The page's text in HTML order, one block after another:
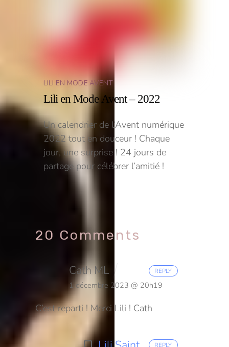
LILI EN MODE AVENT
Lili en Mode Avent – 2022
Un calendrier de l’Avent numérique
2022 tout en douceur ! Chaque
jour, une surprise ! 24 jours de
partage pour célébrer l’amitié !
20 Comments
Cath ML
1 décembre 2023 @ 20h19
C’est reparti ! Merci Lili ! Cath
REPLY
REPLY